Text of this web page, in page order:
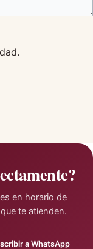
.
en horario de
te atienden.
a WhatsApp